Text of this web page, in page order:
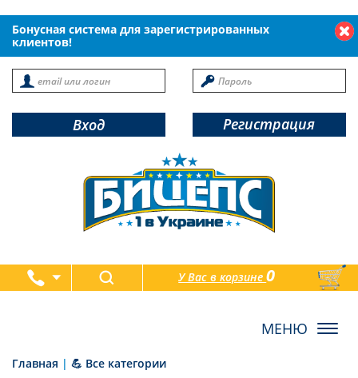
Бонусная система для зарегистрированных
клиентов!
Вход Регистрация
У Вас в корзине0
товаров
Главная | 💪 Все категории